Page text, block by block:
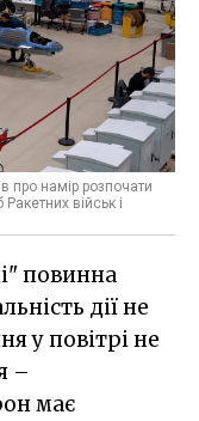
про намір розпочати
військ і
повинна
дії не
у повітрі не
–
має